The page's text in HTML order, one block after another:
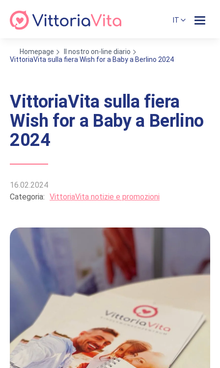
IT
Homepage
Il nostro on-line diario
VittoriaVita sulla fiera Wish for a Baby a Berlino 2024
VittoriaVita sulla fiera
Wish for a Baby a Berlino
2024
16.02.2024
Categoria: VittoriaVita notizie e promozioni